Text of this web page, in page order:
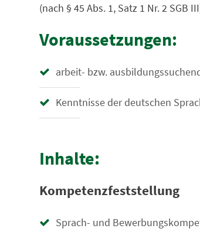
(nach § 45 Abs. 1, Satz 1 Nr. 2 SGB
Voraussetzungen:
arbeit- bzw.
Kenntnisse der deutschen
Inhalte:
Kompetenzfeststellung
Sprach- und